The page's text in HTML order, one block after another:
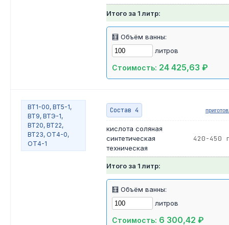
Итого за 1 литр:
🧮 Объём ванны:
литров
Стоимость: 24 425,63 ₽
ВТ1-00, ВТ5-1,
ВТ9, ВТЭ-1,
ВТ20, ВТ22,
ВТ23, ОТ4-0,
ОТ4-1
Состав 4
кислота соляная
синтетическая
техническая
420-450
Итого за 1 литр:
🧮 Объём ванны:
литров
Стоимость: 6 300,42 ₽